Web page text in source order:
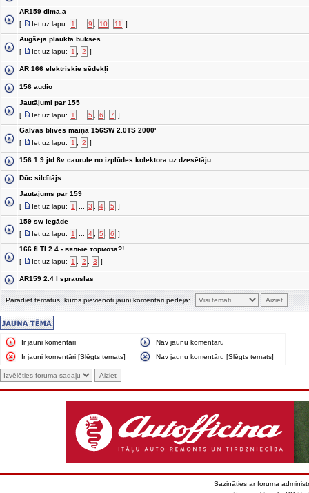
AR159 dima.a
[
Iet uz lapu: 1 9 10 11
]
Augšējā plaukta bukses
[
Iet uz lapu: 1 2 ]
AR 166 elektriskie sēdekļi
156 audio
Jautājumi par 155
[
Iet uz lapu: 1 5 6 7 ]
Galvas blīves maiņa 156SW 2.0TS 2000'
[
Iet uz lapu: 1 2 ]
156 1.9 jtd 8v caurule no izplūdes kolektora uz dzesētāju
Dūc sildītājs
Jautajums par 159
[
Iet uz lapu: 1 3 4 5 ]
159 sw iegāde
[
Iet uz lapu: 1 4 5 6 ]
166 fl TI 2.4 - вялые тормоза?!
[
Iet uz lapu: 1 2 3 ]
AR159 2.4 l sprauslas
Parādiet tematus, kuros pievienoti jauni komentāri pēdējā:
Ir jauni komentāri
Nav jaunu komentāru
Ir jauni komentāri [Slēgts temats]
Nav jaunu komentāru [Slēgts temats]
Sazināties ar foruma